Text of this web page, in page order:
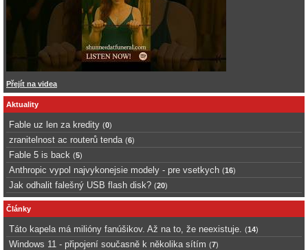
Přejít na videa
Aktuality
Fable uz len za kredity (0)
zranitelnost ac routerů tenda (6)
Fable 5 is back (5)
Anthropic vypol najvykonejsie modely - pre vsetkych (16)
Jak odhalit falešný USB flash disk? (20)
Články
Táto kapela má milióny fanúšikov. Až na to, že neexistuje. (14)
Windows 11 - připojení současně k několika sítím (7)